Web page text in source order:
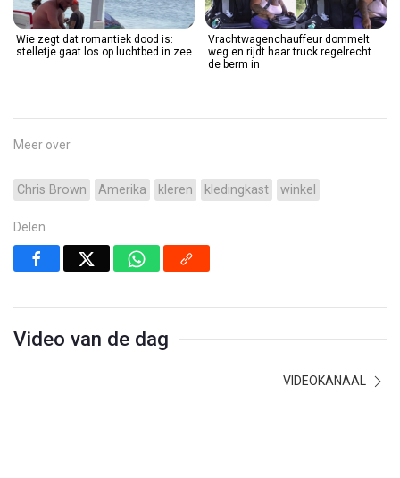
Wie zegt dat romantiek dood is:
stelletje gaat los op luchtbed in zee
Vrachtwagenchauffeur dommelt
weg en rijdt haar truck regelrecht
de berm in
Meer over
Chris Brown Amerika kleren kledingkast winkel
Delen
Video van de dag
VIDEOKANAAL